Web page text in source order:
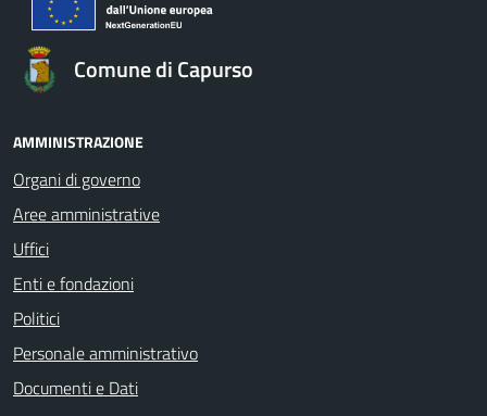
Comune di Capurso
AMMINISTRAZIONE
Organi di governo
Aree amministrative
Uffici
Enti e fondazioni
Politici
Personale amministrativo
Documenti e Dati